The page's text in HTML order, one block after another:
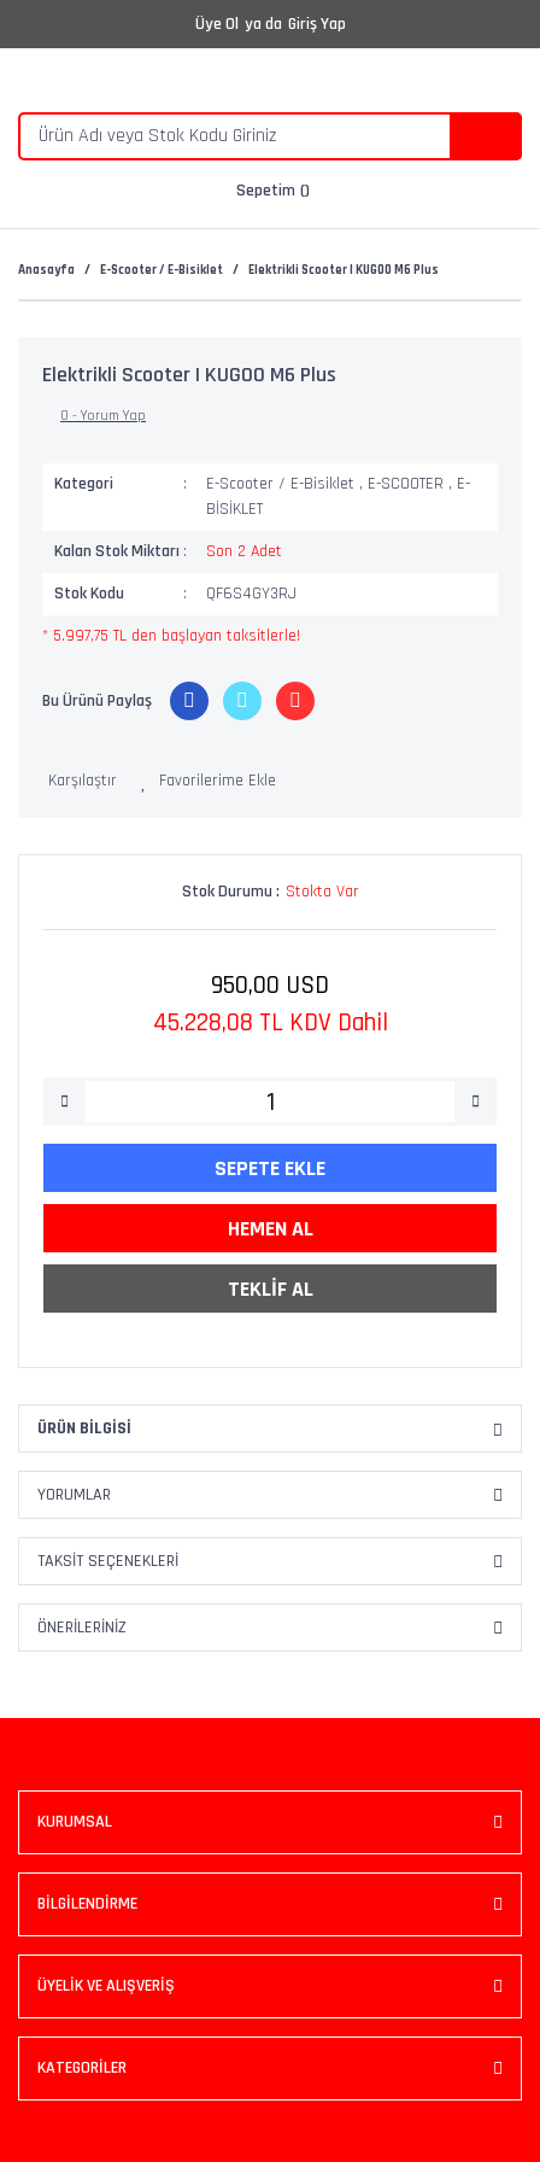
Üye Ol ya da Giriş Yap
Sepetim
Anasayfa E-Scooter / E-Bisiklet Elektrikli Scooter | KUGOO M6 Plus
Elektrikli Scooter | KUGOO M6 Plus
0 - Yorum Yap
Kategori E-Scooter / E-Bisiklet , E-SCOOTER , E-
BİSİKLET
Kalan Stok Miktarı
Son 2 Adet
Stok Kodu
QF6S4GY3RJ
* 5.997,75 TL den başlayan taksitlerle!
Bu Ürünü Paylaş
Karşılaştır
Stok Durumu : Stokta Var
950,00 USD
45.228,08 TL KDV Dahil
SEPETE EKLE
HEMEN AL
TEKLİF AL
ÜRÜN BILGISI
YORUMLAR
TAKSIT SEÇENEKLERI
ÖNERILERINIZ
KURUMSAL
BİLGİLENDİRME
ÜYELİK VE ALIŞVERİŞ
KATEGORİLER